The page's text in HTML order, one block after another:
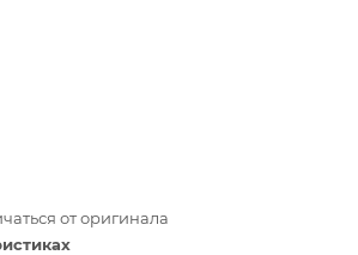
от оригинала